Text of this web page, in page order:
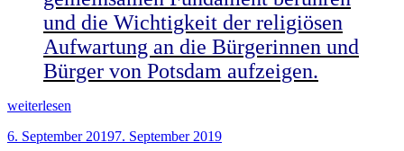
und die Wichtigkeit der religiösen
Aufwartung an die Bürgerinnen und
Bürger von Potsdam aufzeigen.
„Religiöses
mit
weiterlesen
Veröffentlicht
6. September 20197. September 2019